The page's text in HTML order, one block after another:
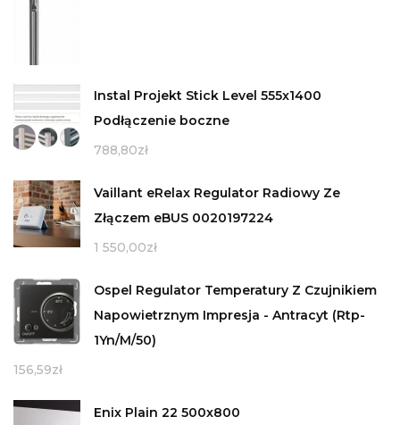
Instal Projekt Stick Level 555x1400
Podłączenie boczne
788,80zł
Vaillant eRelax Regulator Radiowy Ze
Złączem eBUS 0020197224
1 550,00zł
Ospel Regulator Temperatury Z Czujnikiem
Napowietrznym Impresja - Antracyt (Rtp-
1Yn/M/50)
156,59zł
Enix Plain 22 500x800